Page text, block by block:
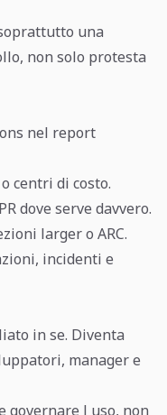
una
non solo protesta
nel report
centri di costo.
dove serve davvero.
larger o ARC.
incidenti e
in se. Diventa
manager e
governare l uso, non